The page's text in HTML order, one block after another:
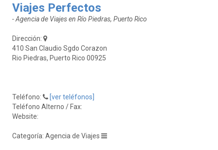
Viajes Perfectos
- Agencia de Viajes en Río Piedras, Puerto Rico
Dirección:
410 San Claudio Sgdo Corazon
Rio Piedras, Puerto Rico 00925
Teléfono:
[ver teléfonos]
Teléfono Alterno / Fax:
Website:
Categoría: Agencia de Viajes